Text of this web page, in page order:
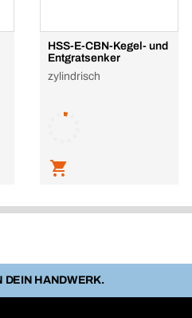
HSS-E-CBN-Kegel- und
Entgratsenker
zylindrisch
DEIN HANDWERK.